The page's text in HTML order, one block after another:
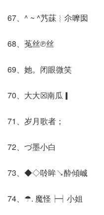
67、^ ~ ^艿菋︴尒嚤囡
68、菟丝℗丝
69、她。闭眼微笑
70、大大☒南瓜▎
71、岁月歌者；
72、づ墨小白
73、◆◇唥眸↘酔傾峸
74、☂. 魔怪┝┥小姐